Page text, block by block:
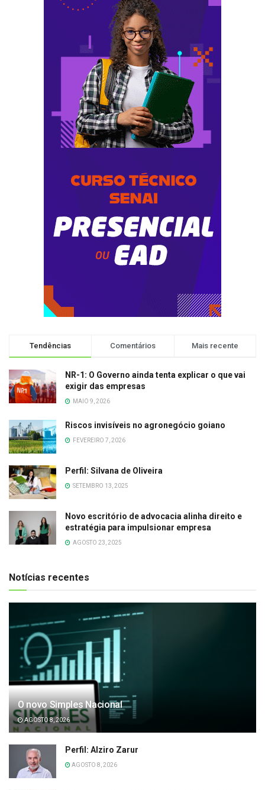
Tendências Comentários Mais recente
NR-1: O Governo ainda tenta explicar o que vai
exigir das empresas
MAIO 9, 2026
Riscos invisíveis no agronegócio goiano
FEVEREIRO 7, 2026
Perfil: Silvana de Oliveira
SETEMBRO 13, 2025
Novo escritório de advocacia alinha direito e
estratégia para impulsionar empresa
AGOSTO 23, 2025
Notícias recentes
O novo Simples Nacional
AGOSTO 8, 2026
Perfil: Alziro Zarur
AGOSTO 8, 2026